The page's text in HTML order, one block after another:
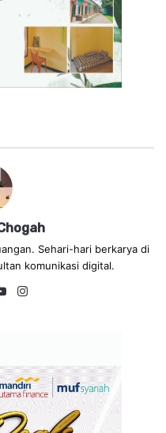
Sehari-hari berkarya di
komunikasi digital.
Yo